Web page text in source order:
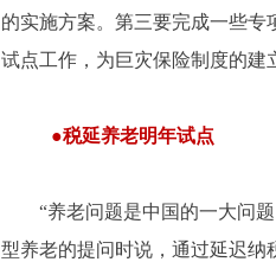
的实施方案。第三要完成一些
试点工作，为巨灾保险制度的建
●税延养老明年试点
“养老问题是中国的一大问题
型养老的提问时说，通过延迟纳